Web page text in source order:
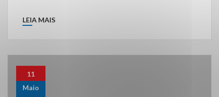
LEIA MAIS
11
Maio